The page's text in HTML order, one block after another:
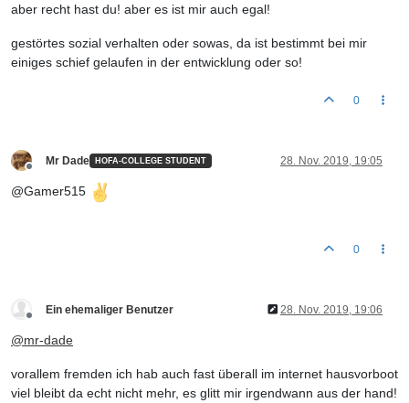
aber recht hast du! aber es ist mir auch egal!
gestörtes sozial verhalten oder sowas, da ist bestimmt bei mir
einiges schief gelaufen in der entwicklung oder so!
0
Mr Dade HOFA-COLLEGE STUDENT 28. Nov. 2019, 19:05
@Gamer515
0
Ein ehemaliger Benutzer 28. Nov. 2019, 19:06
@mr-dade
vorallem fremden ich hab auch fast überall im internet hausvorboot
viel bleibt da echt nicht mehr, es glitt mir irgendwann aus der hand!